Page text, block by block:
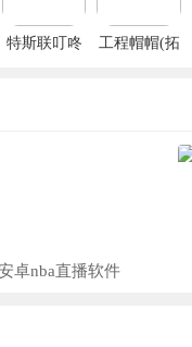
特斯联叮咚
工程帽帽(拓
卓nba直播软件